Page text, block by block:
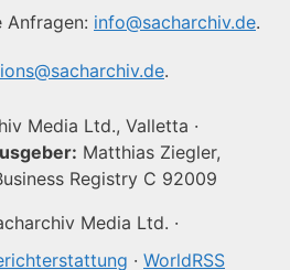
Anfragen: info@sacharchiv.de.
.
Media Ltd., Valletta ·
Matthias Ziegler,
Registry C 92009
Media Ltd. ·
· WorldRSS